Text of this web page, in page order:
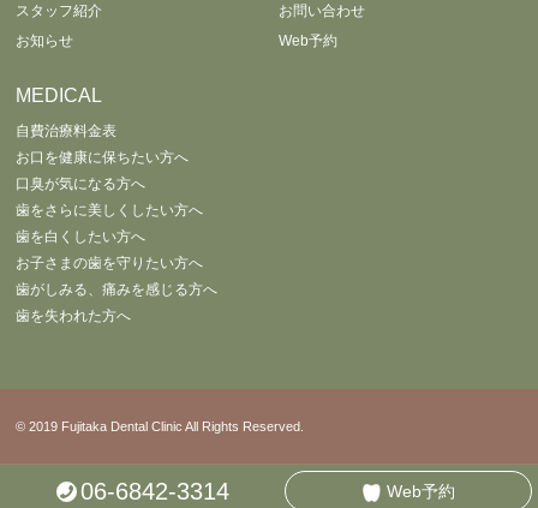
スタッフ紹介
お問い合わせ
お知らせ
Web予約
MEDICAL
自費治療料金表
お口を健康に保ちたい方へ
口臭が気になる方へ
歯をさらに美しくしたい方へ
歯を白くしたい方へ
お子さまの歯を守りたい方へ
歯がしみる、痛みを感じる方へ
歯を失われた方へ
© 2019 Fujitaka Dental Clinic All Rights Reserved.
06-6842-3314 Web予約